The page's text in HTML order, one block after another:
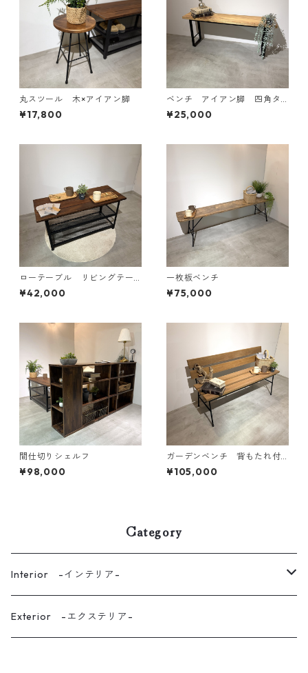
丸スツール 木×アイアン脚
¥17,800
ベンチ アイアン脚 四角タ
イプ
¥25,000
ローテーブル リビングテー
ブル ベンチ メッシュ棚
¥42,000
一枚板ベンチ
¥75,000
間仕切りシェルフ
¥98,000
ガーデンベンチ 背もたれ付
き
¥105,000
Category
Interior -インテリア-
kitchen -キッチン-
Exterior -エクステリア-